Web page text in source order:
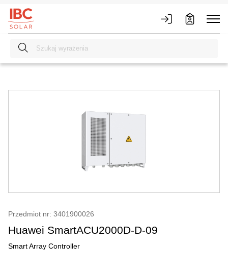
Przedmiot nr: 3401900026
Huawei SmartACU2000D-D-09
Smart Array Controller